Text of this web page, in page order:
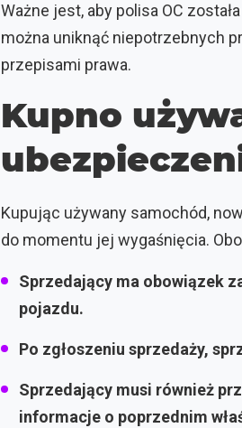
Ważne jest, aby polisa OC
można uniknąć niepotrzebnych
przepisami prawa.
Kupno
Kupując używany samochód,
do momentu jej wygaśnięcia.
Sprzedający ma obowiązek
pojazdu.
Po zgłoszeniu sprzedaży,
Sprzedający musi również
informacje o poprzednim